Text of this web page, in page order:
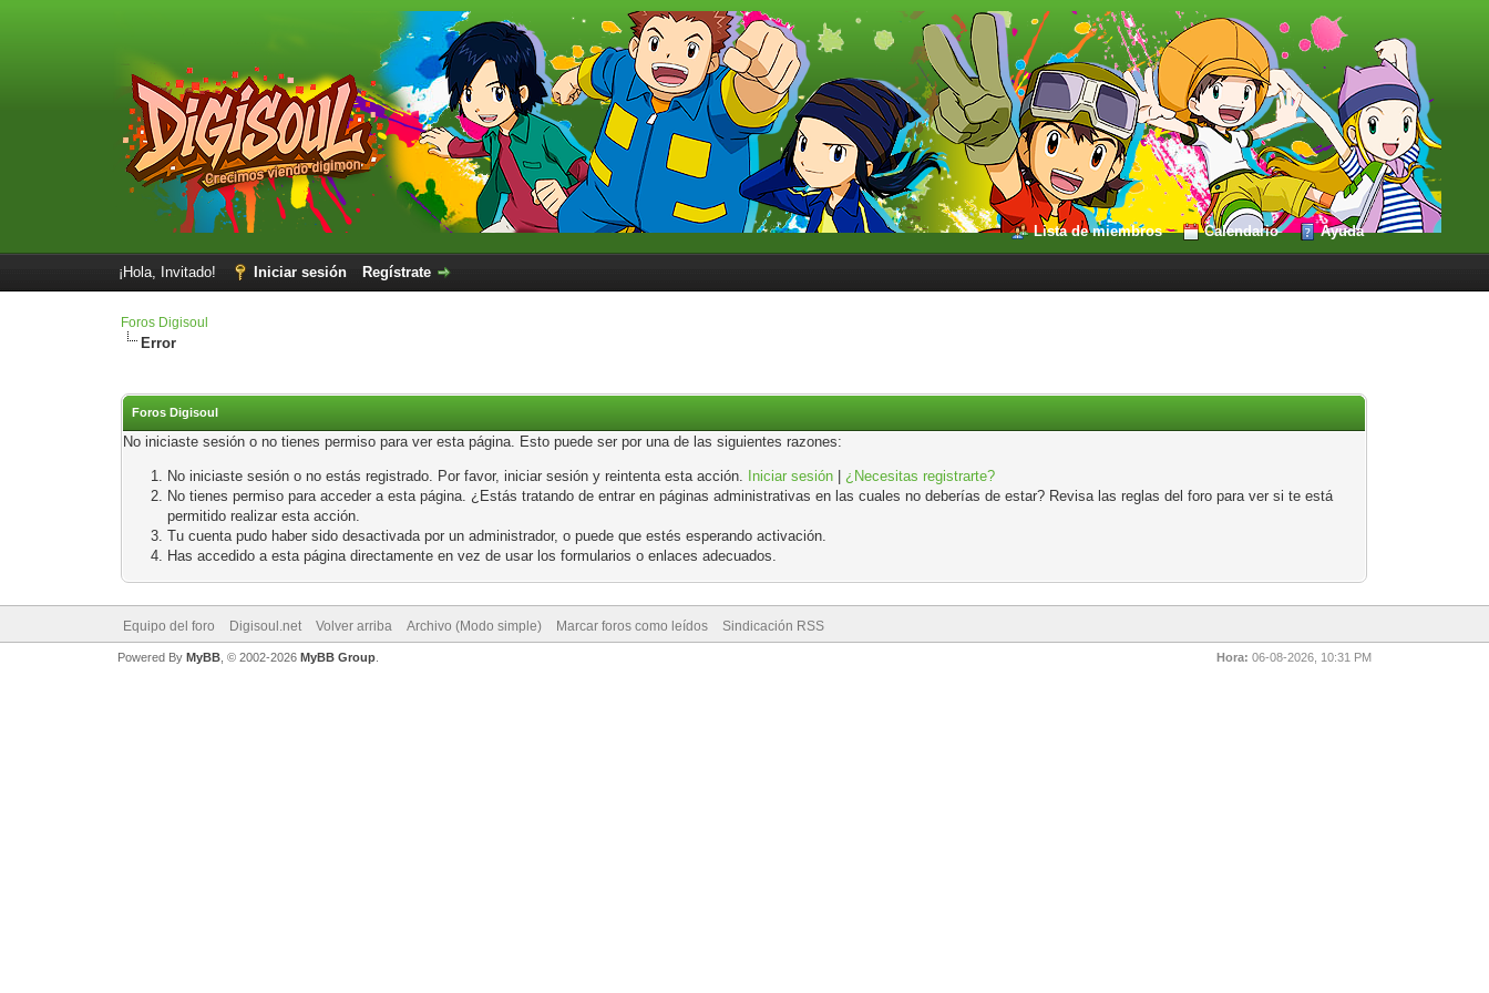
Lista de miembros Calendario Ayuda
¡Hola, Invitado! Iniciar sesión Regístrate
Foros Digisoul
Error
Foros Digisoul
No iniciaste sesión o no tienes permiso para ver esta página. Esto puede ser por una de las siguientes razones:
No iniciaste sesión o no estás registrado. Por favor, iniciar sesión y reintenta esta acción. Iniciar sesión |¿Necesitas registrarte?
No tienes permiso para acceder a esta página. ¿Estás tratando de entrar en páginas administrativas en las cuales no deberías de estar? Revisa las reglas del foro para ver si te está
permitido realizar esta acción.
Tu cuenta pudo haber sido desactivada por un administrador, o puede que estés esperando activación.
Has accedido a esta página directamente en vez de usar los formularios o enlaces adecuados.
Equipo del foro Digisoul.net Volver arriba Archivo (Modo simple) Marcar foros como leídos Sindicación RSS
Hora: 06-08-2026, 10:31 PM
Powered By MyBB, © 2002-2026 MyBB Group.